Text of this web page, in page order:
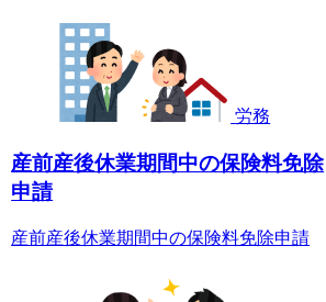
労務
産前産後休業期間中の保険料免除
申請
産前産後休業期間中の保険料免除申請